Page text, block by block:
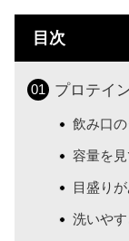
目次
プロテイ
飲み口
容量を
目盛り
洗いや